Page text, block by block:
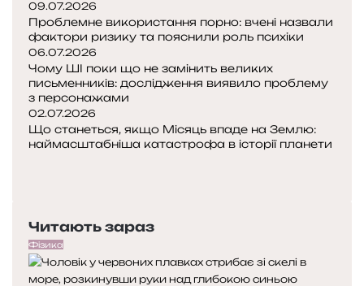
п
о
в
і
л
и
н
а
м
и
н
в
и
р
о
б
н
и
ц
т
к
і
в
09.07.2026
Проблемне використання порно: вчені назвали
фактори ризику та пояснили роль психіки
06.07.2026
Чому ШІ поки що не замінить великих
письменників: дослідження виявило проблему
з персонажами
02.07.2026
Що станеться, якщо Місяць впаде на Землю:
наймасштабніша катастрофа в історії планети
р
е
д
н
т
у
п
н
Читають зараз
Фізика